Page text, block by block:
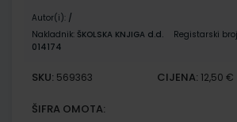
Autor(i): /
Nakladnik: ŠKOLSKA KNJIGA d.d.
Registarski
014174
SKU: 569363 CIJENA: 12,50 €
ŠIFRA OMOTA: